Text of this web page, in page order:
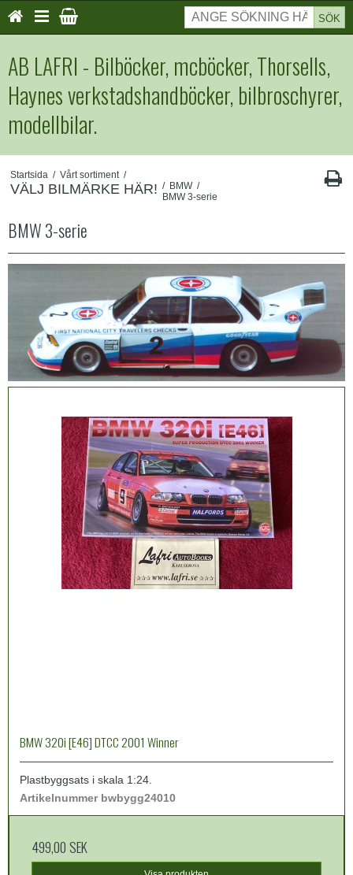
SÖK
AB LAFRI - Bilböcker, mcböcker, Thorsells,
Haynes verkstadshandböcker, bilbroschyrer,
modellbilar.
Startsida / Vårt sortiment /
VÄLJ BILMÄRKE HÄR! / BMW /
BMW 3-serie
BMW 3-serie
BMW 320i [E46] DTCC 2001 Winner
Plastbyggsats i skala 1:24.
Artikelnummer bwbygg24010
499,00 SEK